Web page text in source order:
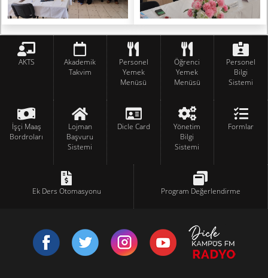
AKTS
Akademik
Takvim
Personel
Yemek
Menüsü
Öğrenci
Yemek
Menüsü
Personel
Bilgi
Sistemi
İşçi Maaş
Bordroları
Lojman
Başvuru
Sistemi
Dicle Card
Yönetim
Bilgi
Sistemi
Formlar
Ek Ders Otomasyonu Program Değerlendirme